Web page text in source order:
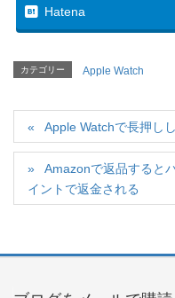
Hatena
カテゴリー Apple Watch
Apple Watchで長押し
Amazonで返品すると
イントで返金される